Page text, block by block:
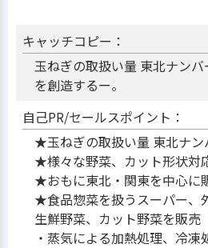
キャッチコピー：
玉ねぎの取扱い量 東北ナン
を創造するー。
自己PR/セールスポイント：
★玉ねぎの取扱い量 東北ナン
★様々な野菜、カット形状対
★おもに東北・関東を中心に
★食品惣菜を扱うスーパー、
生鮮野菜、カット野菜を販売
・蒸気による加熱処理、冷